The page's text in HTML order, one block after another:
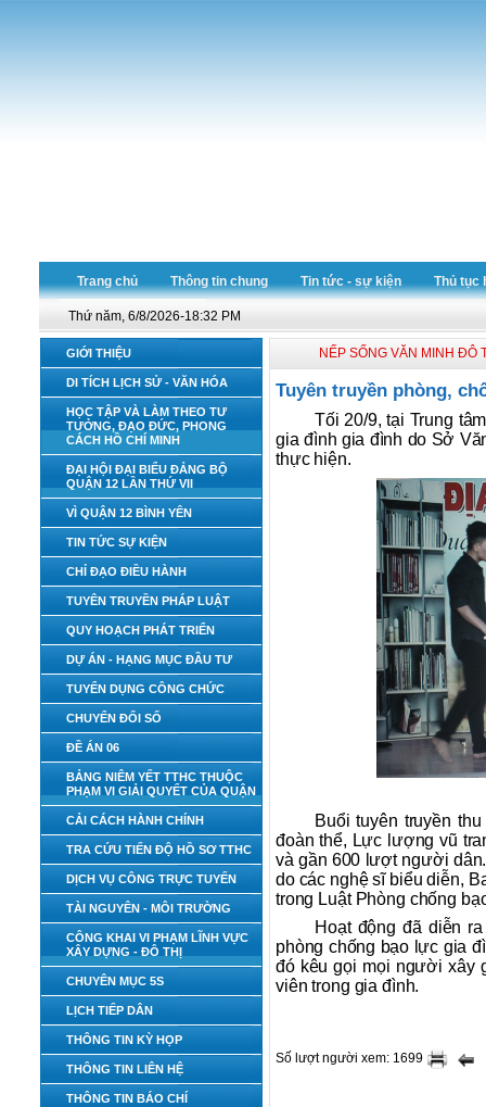
Trang chủ Thông tin chung Tin tức - sự kiện Thủ tục
Thứ năm, 6/8/2026-18:32 PM
GIỚI THIỆU
DI TÍCH LỊCH SỬ - VĂN HÓA
HỌC TẬP VÀ LÀM THEO TƯ
TƯỞNG, ĐẠO ĐỨC, PHONG
CÁCH HỒ CHÍ MINH
ĐẠI HỘI ĐẠI BIỂU ĐẢNG BỘ
QUẬN 12 LẦN THỨ VII
VÌ QUẬN 12 BÌNH YÊN
TIN TỨC SỰ KIỆN
CHỈ ĐẠO ĐIỀU HÀNH
TUYÊN TRUYỀN PHÁP LUẬT
QUY HOẠCH PHÁT TRIỂN
DỰ ÁN - HẠNG MỤC ĐẦU TƯ
TUYỂN DỤNG CÔNG CHỨC
CHUYỂN ĐỔI SỐ
ĐỀ ÁN 06
BẢNG NIÊM YẾT TTHC THUỘC
PHẠM VI GIẢI QUYẾT CỦA QUẬN
CẢI CÁCH HÀNH CHÍNH
TRA CỨU TIẾN ĐỘ HỒ SƠ TTHC
DỊCH VỤ CÔNG TRỰC TUYẾN
TÀI NGUYÊN - MÔI TRƯỜNG
CÔNG KHAI VI PHẠM LĨNH VỰC
XÂY DỰNG - ĐÔ THỊ
CHUYÊN MỤC 5S
LỊCH TIẾP DÂN
THÔNG TIN KỲ HỌP
THÔNG TIN LIÊN HỆ
THÔNG TIN BÁO CHÍ
NẾP SỐNG VĂN MINH ĐÔ
Tuyên truyền phòng,
Tối 20/9, tại Trung
gia đình gia đình do Sở
thực hiện.
Buổi tuyên truyền
đoàn thể, Lực lượng vũ
và gần 600 lượt người
do các nghệ sĩ biểu diễn,
trong Luật Phòng chống
Hoạt động đã diễn
phòng chống bạo lực gia
đó kêu gọi mọi người xây
viên trong gia đình.
Số lượt người xem: 1699